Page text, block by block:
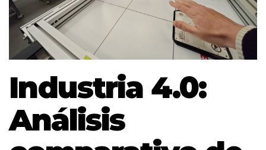
Industria 4.0:
Análisis